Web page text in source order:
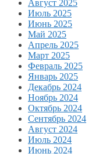
Август 2025
Июль 2025
Июнь 2025
Май 2025
Апрель 2025
Март 2025
Февраль 2025
Январь 2025
Декабрь 2024
Ноябрь 2024
Октябрь 2024
Сентябрь 2024
Август 2024
Июль 2024
Июнь 2024